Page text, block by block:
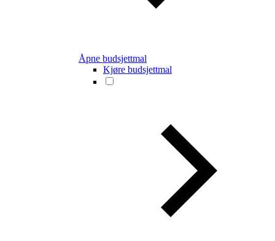
Åpne budsjettmal
Kjøre budsjettmal